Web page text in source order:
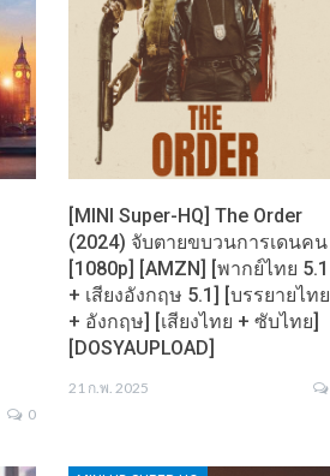
0
[MINI Super-HQ] The Order
(2024) จับตายขบวนการเดนคน
[1080p] [AMZN] [พากย์ไทย 5.1
+ เสียงอังกฤษ 5.1] [บรรยายไทย
+ อังกฤษ] [เสียงไทย + ซับไทย]
[DOSYAUPLOAD]
21 ก.พ. 2025